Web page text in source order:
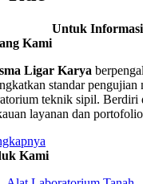
Untuk
Kami
Ligar Karya
standar
teknik sipil. Berdiri
layanan dan
Kami